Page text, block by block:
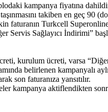
kampanya fiyatına
takiben en geç 90
faturanın Turkcell
Servis Sağlayıcı İndirimi”
kurulum ücreti, varsa
belirlenen kampanyalı
son faturanıza yansıtılır.​
kampanya aktiflendikten